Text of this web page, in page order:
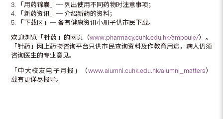
3. 「用药锦囊」─ 列出使用不同药物时注意事项；
4. 「新药资讯」─ 介绍新药的资料；
5. 「下载区」─ 备有健康资讯小册子供市民下载。
欢迎浏览「针药」的网页（www.pharmacy.cuhk.edu.hk/ampoule/）。
「针药」网上药物咨询平台只供市民查询资料及作教育用途，病人仍须
咨询医生的专业意见。
「中大校友电子月报」（www.alumni.cuhk.edu.hk/alumni_matters）
载有更详尽报导。